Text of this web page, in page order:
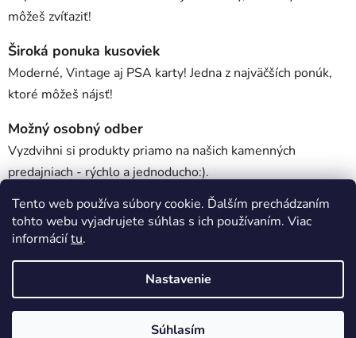
Tento web používa súbory cookie. Ďalším prechádzaním
tohto webu vyjadrujete súhlas s ich používaním. Viac
informáciítu.
Nastavenie
Súhlasím
môžeš zvíťaziť!
Široká ponuka kusoviek
Moderné, Vintage aj PSA karty! Jedna z najväčších ponúk,
ktoré môžeš nájsť!
Možný osobný odber
Vyzdvihni si produkty priamo na našich kamenných
predajniach - rýchlo a jednoducho:).
Popis
Vytvoril Shoptet